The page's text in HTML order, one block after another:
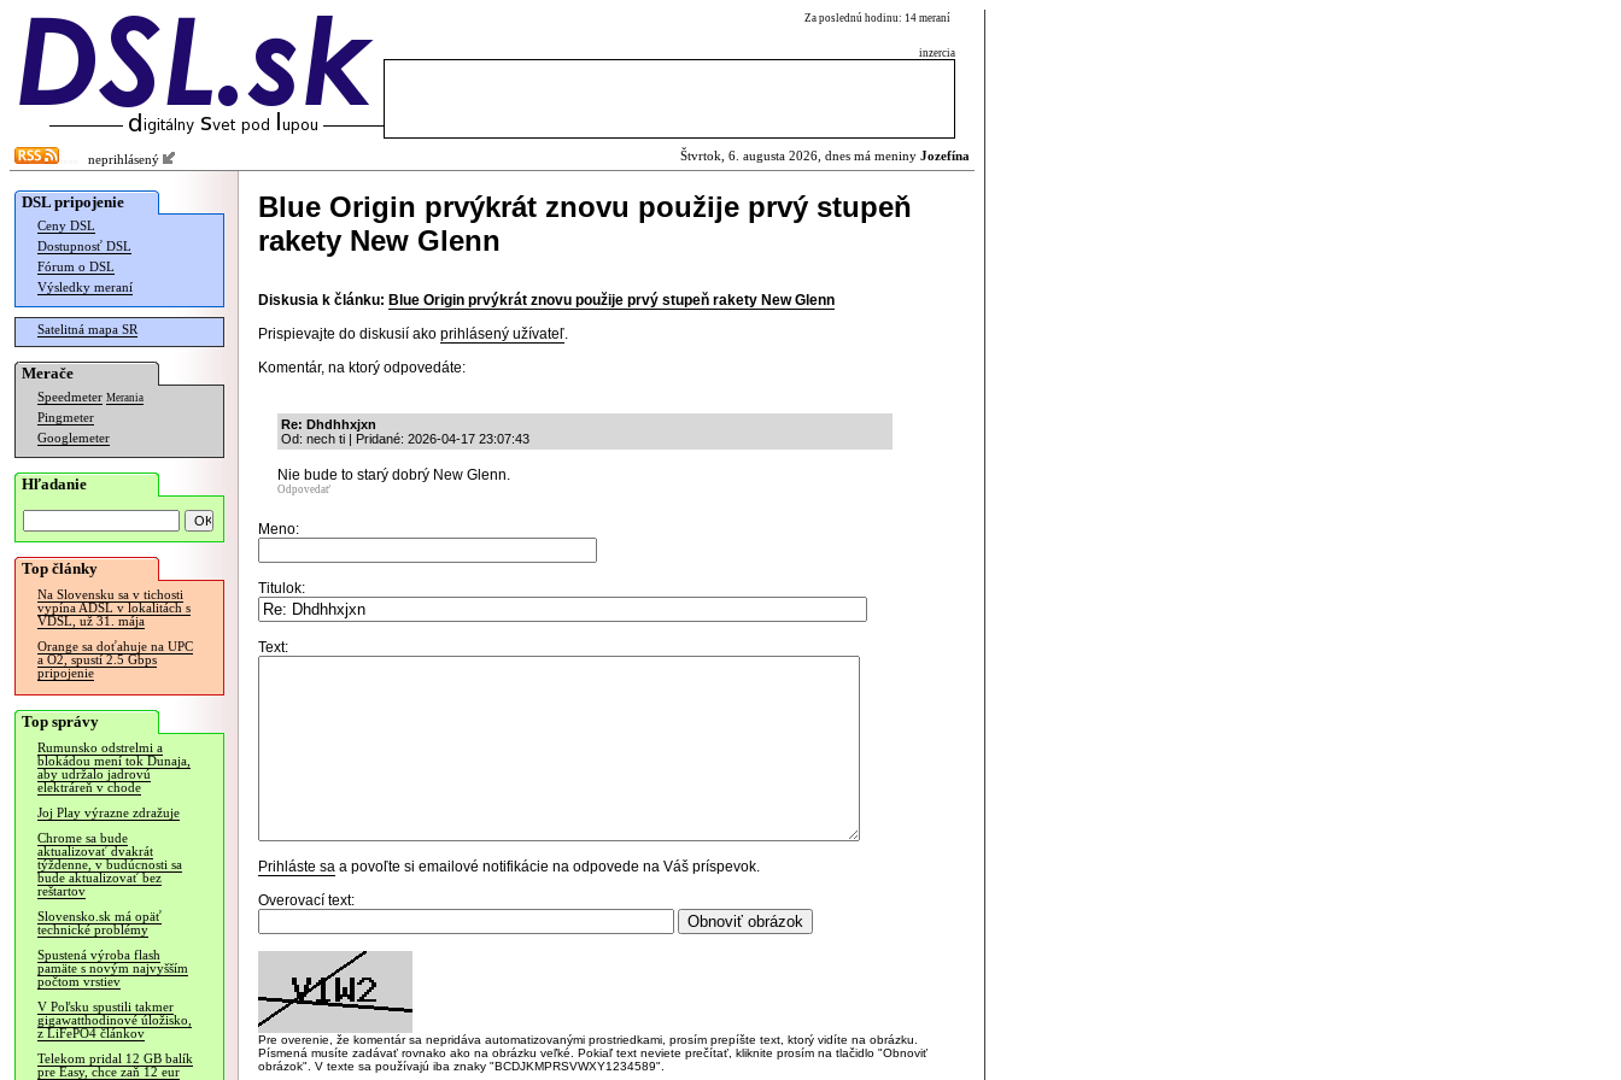
Za poslednú hodinu: 14 meraní
inzercia
neprihlásený Štvrtok, 6. augusta 2026, dnes má meniny Jozefína
DSL pripojenie
Ceny DSL
Dostupnosť DSL
Fórum o DSL
Výsledky meraní
Satelitná mapa SR
Merače
Speedmeter Merania
Pingmeter
Googlemeter
Hľadanie
Top články
Na Slovensku sa v tichosti
vypína ADSL v lokalitách s
VDSL, už 31. mája
Orange sa doťahuje na UPC
a O2, spustí 2.5 Gbps
pripojenie
Top správy
Rumunsko odstrelmi a
blokádou mení tok Dunaja,
aby udržalo jadrovú
elektráreň v chode
Joj Play výrazne zdražuje
Chrome sa bude
aktualizovať dvakrát
týždenne, v budúcnosti sa
bude aktualizovať bez
reštartov
Slovensko.sk má opäť
technické problémy
Spustená výroba flash
pamäte s novým najvyšším
počtom vrstiev
V Poľsku spustili takmer
gigawatthodinové úložisko,
z LiFePO4 článkov
Telekom pridal 12 GB balík
pre Easy, chce zaň 12 eur
Blue Origin prvýkrát znovu použije prvý stupeň
rakety New Glenn
Diskusia k článku: Blue Origin prvýkrát znovu použije prvý stupeň rakety New Glenn
Prispievajte do diskusií ako prihlásený užívateľ.
Komentár, na ktorý odpovedáte:
Re: Dhdhhxjxn
Od: nech ti | Pridané: 2026-04-17 23:07:43
Nie bude to starý dobrý New Glenn.
Odpovedať
Meno:
Titulok:
Text:
Prihláste sa a povoľte si emailové notifikácie na odpovede na Váš príspevok.
Overovací text:
Pre overenie, že komentár sa nepridáva automatizovanými prostriedkami, prosím prepíšte text, ktorý vidíte na obrázku.
Písmená musíte zadávať rovnako ako na obrázku veľké. Pokiaľ text neviete prečítať, kliknite prosím na tlačidlo "Obnoviť
obrázok". V texte sa používajú iba znaky "BCDJKMPRSVWXY1234589".